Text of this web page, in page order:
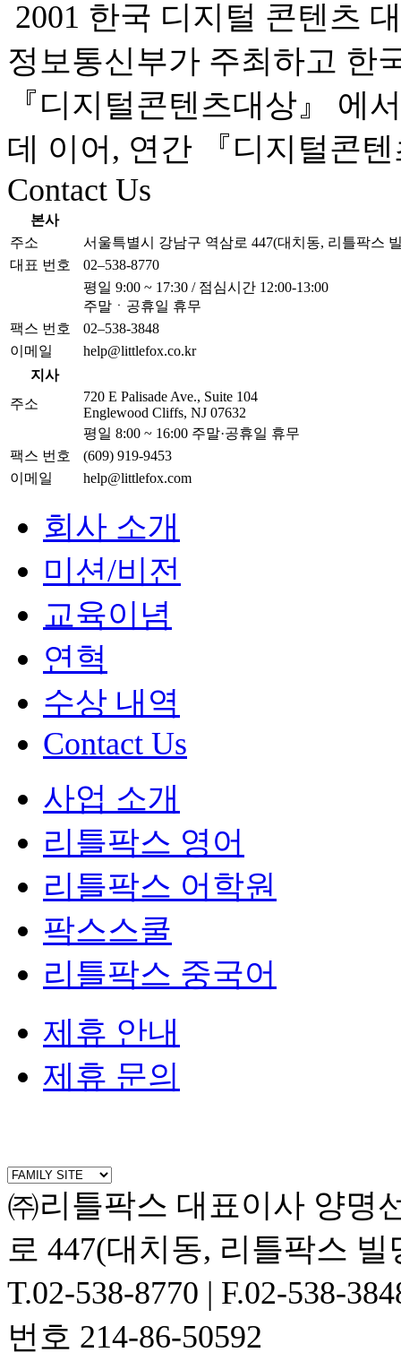
2001 한국 디지털 콘텐츠
정보통신부가 주최하고 한
『디지털콘텐츠대상』 에
데 이어, 연간 『디지털콘
Contact Us
본사
주소
서울특별시 강남구 역삼로 447(대치동, 리틀팍스
대표 번호
02–538-8770
평일 9:00 ~ 17:30 / 점심시간 12:00-13:00
주말ㆍ공휴일 휴무
팩스 번호
02–538-3848
이메일
help@littlefox.co.kr
지사
주소
720 E Palisade Ave., Suite 104
Englewood Cliffs, NJ 07632
평일 8:00 ~ 16:00 주말·공휴일 휴무
팩스 번호
(609) 919-9453
이메일
help@littlefox.com
회사 소개
미션/비전
교육이념
연혁
수상 내역
Contact Us
사업 소개
리틀팍스 영어
리틀팍스 어학원
팍스스쿨
리틀팍스 중국어
제휴 안내
제휴 문의
㈜리틀팍스 대표이사 양명
로 447(대치동, 리틀팍스 빌
T.02-538-8770 | F.02-538-
번호 214-86-50592